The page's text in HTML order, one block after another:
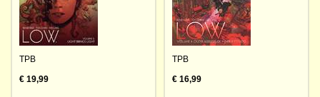
TPB
€ 19,99
TPB
€ 16,99